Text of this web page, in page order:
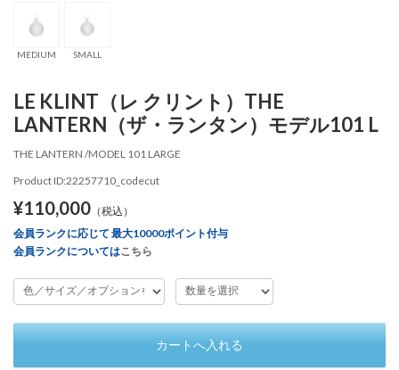
MEDIUM SMALL
LE KLINT（レ クリント）THE
LANTERN（ザ・ランタン）モデル101 L
THE LANTERN /MODEL 101 LARGE
Product ID:22257710_codecut
¥110,000 （税込）
会員ランクに応じて 最大10000ポイント付与
会員ランクについてはこちら
カートへ入れる